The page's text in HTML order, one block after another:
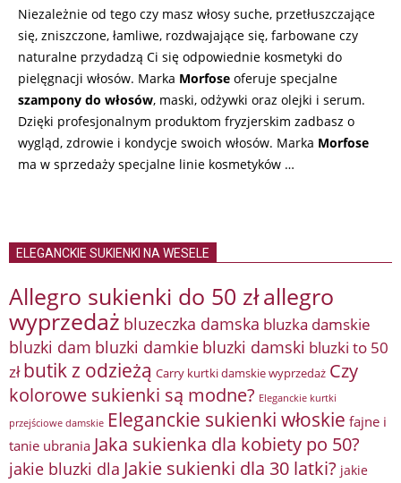
Niezależnie od tego czy masz włosy suche, przetłuszczające
się, zniszczone, łamliwe, rozdwajające się, farbowane czy
naturalne przydadzą Ci się odpowiednie kosmetyki do
pielęgnacji włosów. Marka Morfose oferuje specjalne
szampony do włosów, maski, odżywki oraz olejki i serum.
Dzięki profesjonalnym produktom fryzjerskim zadbasz o
wygląd, zdrowie i kondycje swoich włosów. Marka Morfose
ma w sprzedaży specjalne linie kosmetyków …
ELEGANCKIE SUKIENKI NA WESELE
Allegro sukienki do 50 złallegro
wyprzedaż bluzeczka damska bluzka damskie
bluzki dam bluzki damkie bluzki damski bluzki to 50
zł butik z odzieżą Carry kurtki damskie wyprzedaż Czy
kolorowe sukienki są modne? Eleganckie kurtki
przejściowe damskie Eleganckie sukienki włoskie fajne i
tanie ubrania Jaka sukienka dla kobiety po 50?
jakie bluzki dla Jakie sukienki dla 30 latki? jakie